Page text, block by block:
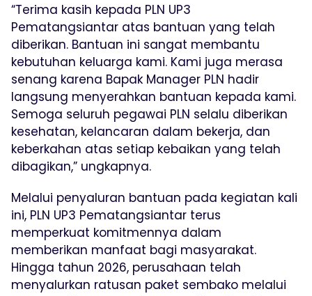
“Terima kasih kepada PLN UP3
Pematangsiantar atas bantuan yang telah
diberikan. Bantuan ini sangat membantu
kebutuhan keluarga kami. Kami juga merasa
senang karena Bapak Manager PLN hadir
langsung menyerahkan bantuan kepada kami.
Semoga seluruh pegawai PLN selalu diberikan
kesehatan, kelancaran dalam bekerja, dan
keberkahan atas setiap kebaikan yang telah
dibagikan,” ungkapnya.
Melalui penyaluran bantuan pada kegiatan kali
ini, PLN UP3 Pematangsiantar terus
memperkuat komitmennya dalam
memberikan manfaat bagi masyarakat.
Hingga tahun 2026, perusahaan telah
menyalurkan ratusan paket sembako melalui